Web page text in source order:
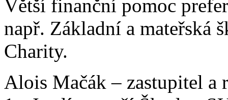
Větší finanční pomoc
např. Základní a mateřská
Charity.
Alois Mačák – zastupitel a